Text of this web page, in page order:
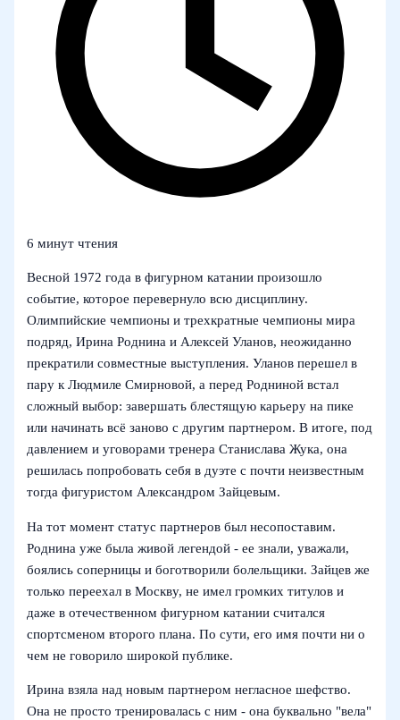
6 минут чтения
Весной 1972 года в фигурном катании произошло
событие, которое перевернуло всю дисциплину.
Олимпийские чемпионы и трехкратные чемпионы мира
подряд, Ирина Роднина и Алексей Уланов, неожиданно
прекратили совместные выступления. Уланов перешел в
пару к Людмиле Смирновой, а перед Родниной встал
сложный выбор: завершать блестящую карьеру на пике
или начинать всё заново с другим партнером. В итоге, под
давлением и уговорами тренера Станислава Жука, она
решилась попробовать себя в дуэте с почти неизвестным
тогда фигуристом Александром Зайцевым.
На тот момент статус партнеров был несопоставим.
Роднина уже была живой легендой - ее знали, уважали,
боялись соперницы и боготворили болельщики. Зайцев же
только переехал в Москву, не имел громких титулов и
даже в отечественном фигурном катании считался
спортсменом второго плана. По сути, его имя почти ни о
чем не говорило широкой публике.
Ирина взяла над новым партнером негласное шефство.
Она не просто тренировалась с ним - она буквально "вела"